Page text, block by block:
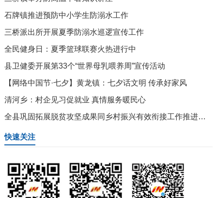
石牌镇推进预防中小学生防溺水工作
三桥派出所开展夏季防溺水巡逻宣传工作
全民健身日：夏季篮球联赛火热进行中
县卫健委开展第33个“世界母乳喂养周”宣传活动
【网络中国节·七夕】黄龙镇：七夕话文明 传承好家风
清河乡：村企见习促就业 真情服务暖民心
全县巩固拓展脱贫攻坚成果同乡村振兴有效衔接工作推进会召开
快速关注